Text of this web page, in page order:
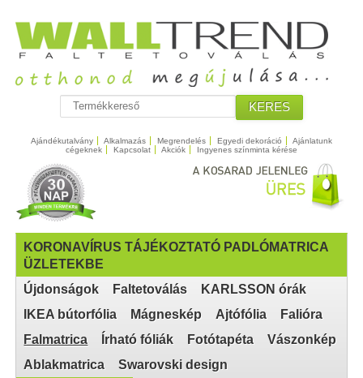
KERES
Ajándékutalvány Alkalmazás Megrendelés Egyedi dekoráció
Ajánlatunk
cégeknek
Kapcsolat Akciók Ingyenes színminta kérése
KORONAVÍRUS TÁJÉKOZTATÓ PADLÓMATRICA
ÜZLETEKBE
Újdonságok
Faltetoválás
KARLSSON órák
IKEA bútorfólia
Mágneskép Ajtófólia
Falióra
Falmatrica
Írható fóliák Fotótapéta
Vászonkép
Ablakmatrica
Swarovski design